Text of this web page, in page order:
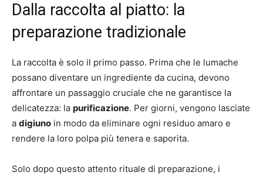
Dalla raccolta al piatto: la
preparazione tradizionale
La raccolta è solo il primo passo. Prima che le lumache
possano diventare un ingrediente da cucina, devono
affrontare un passaggio cruciale che ne garantisce la
delicatezza: la purificazione. Per giorni, vengono lasciate
a digiuno in modo da eliminare ogni residuo amaro e
rendere la loro polpa più tenera e saporita.
Solo dopo questo attento rituale di preparazione, i